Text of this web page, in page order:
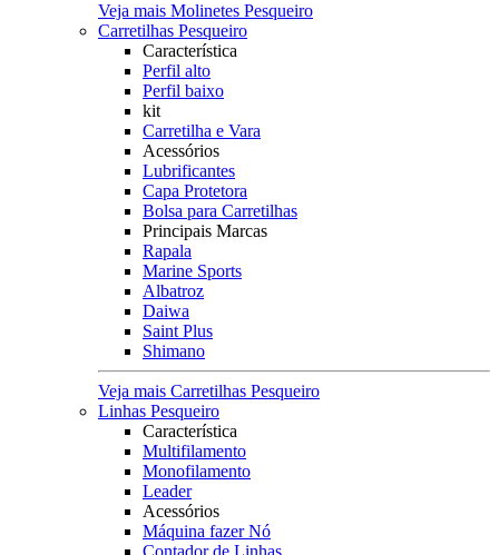
Veja mais Molinetes Pesqueiro
Carretilhas Pesqueiro
Característica
Perfil alto
Perfil baixo
kit
Carretilha e Vara
Acessórios
Lubrificantes
Capa Protetora
Bolsa para Carretilhas
Principais Marcas
Rapala
Marine Sports
Albatroz
Daiwa
Saint Plus
Shimano
Veja mais Carretilhas Pesqueiro
Linhas Pesqueiro
Característica
Multifilamento
Monofilamento
Leader
Acessórios
Máquina fazer Nó
Contador de Linhas